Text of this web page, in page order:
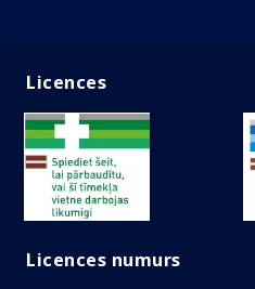
Licences
Licences numurs